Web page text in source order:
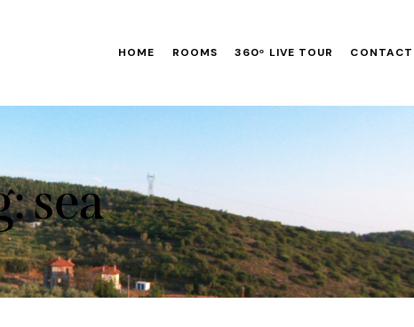
HOME ROOMS 360ᵒ LIVE TOUR CONTACT
sea